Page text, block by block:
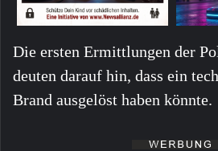
Die ersten Ermittlungen der
deuten darauf hin, dass ein
Brand ausgelöst haben könnte.